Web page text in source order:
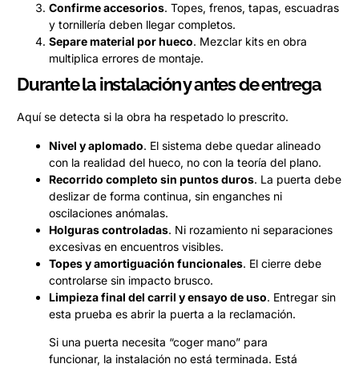
Confirme accesorios. Topes, frenos, tapas, escuadras
y tornillería deben llegar completos.
Separe material por hueco. Mezclar kits en obra
multiplica errores de montaje.
Durante la instalación y antes de entrega
Aquí se detecta si la obra ha respetado lo prescrito.
Nivel y aplomado. El sistema debe quedar alineado
con la realidad del hueco, no con la teoría del plano.
Recorrido completo sin puntos duros. La puerta debe
deslizar de forma continua, sin enganches ni
oscilaciones anómalas.
Holguras controladas. Ni rozamiento ni separaciones
excesivas en encuentros visibles.
Topes y amortiguación funcionales. El cierre debe
controlarse sin impacto brusco.
Limpieza final del carril y ensayo de uso. Entregar sin
esta prueba es abrir la puerta a la reclamación.
Si una puerta necesita “coger mano” para
funcionar, la instalación no está terminada. Está